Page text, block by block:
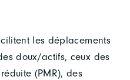
les déplacements
doux/actifs, ceux des
(PMR), des